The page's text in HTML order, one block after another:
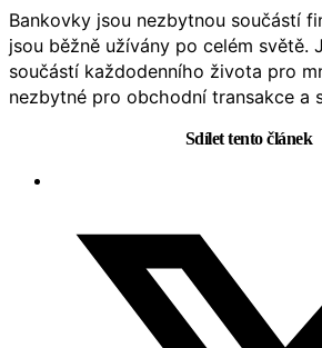
Bankovky jsou nezbytnou součástí
jsou běžně užívány po celém světě.
součástí každodenního života pro
nezbytné pro obchodní transakce a
Sdílet tento článek